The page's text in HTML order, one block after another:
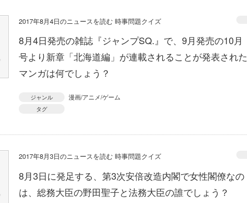
2017年8月4日のニュースを読む 時事問題クイズ
8月4日発売の雑誌『ジャンプSQ.』で、9月発売の10月
号より新章「北海道編」が連載されることが発表された
マンガは何でしょう？
ジャンル 漫画/アニメ/ゲーム
タグ
2017年8月3日のニュースを読む 時事問題クイズ
8月3日に発足する、第3次安倍改造内閣で女性閣僚なの
は、総務大臣の野田聖子と法務大臣の誰でしょう？